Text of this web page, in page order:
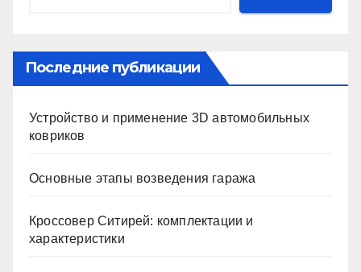
Последние публикации
Устройство и применение 3D автомобильных
ковриков
Основные этапы возведения гаража
Кроссовер Ситирей: комплектации и
характеристики